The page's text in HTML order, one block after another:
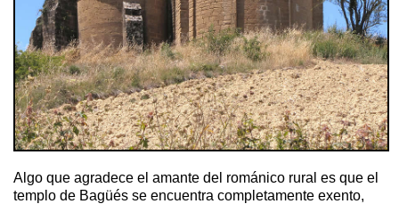
Algo que agradece el amante del románico rural es que el
templo de Bagüés se encuentra completamente exento,